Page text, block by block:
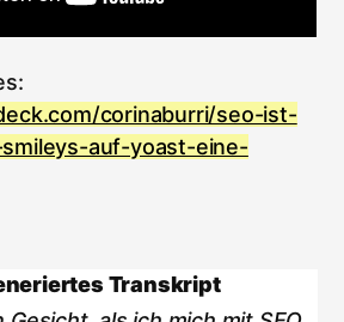
corinaburri/seo-ist-
auf-yoast-eine-
Transkript